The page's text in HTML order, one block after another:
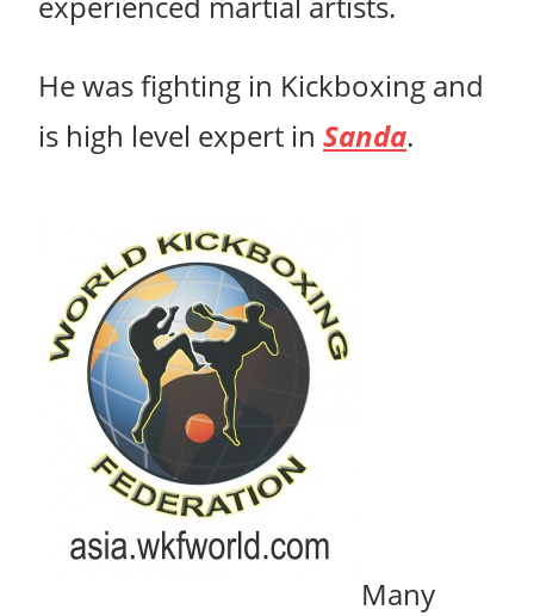
He was fighting in Kickboxing and
is high level expert in Sanda.
Many